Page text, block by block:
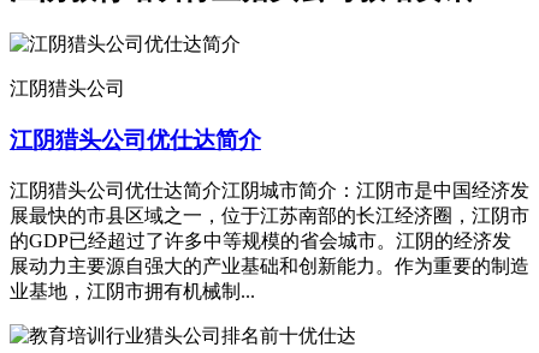
江阴猎头公司
江阴猎头公司优仕达简介
江阴猎头公司优仕达简介江阴城市简介：江阴市是中国经济发
展最快的市县区域之一，位于江苏南部的长江经济圈，江阴市
的GDP已经超过了许多中等规模的省会城市。江阴的经济发
展动力主要源自强大的产业基础和创新能力。作为重要的制造
业基地，江阴市拥有机械制...